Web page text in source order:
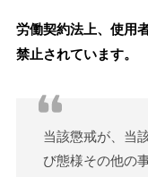
労働契約法上、使用
禁止されています。
当該懲戒が、当
び態様その他の